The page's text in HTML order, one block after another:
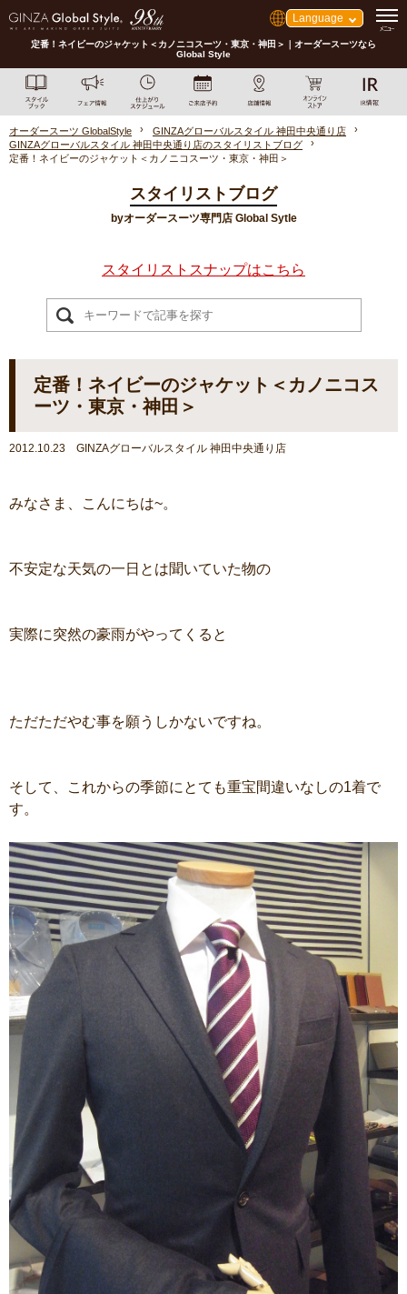
Language
定番！ネイビーのジャケット＜カノニコスーツ・東京・神田＞｜オーダースーツなら
Global Style
オーダースーツ GlobalStyle
GINZAグローバルスタイル 神田中央通り店
GINZAグローバルスタイル 神田中央通り店のスタイリストブログ
定番！ネイビーのジャケット＜カノニコスーツ・東京・神田＞
スタイリストブログ
byオーダースーツ専門店 Global Sytle
スタイリストスナップはこちら
定番！ネイビーのジャケット＜カノニコス
ーツ・東京・神田＞
2012.10.23 GINZAグローバルスタイル 神田中央通り店
みなさま、こんにちは~。
不安定な天気の一日とは聞いていた物の
実際に突然の豪雨がやってくると
ただただやむ事を願うしかないですね。
そして、これからの季節にとても重宝間違いなしの1着で
す。